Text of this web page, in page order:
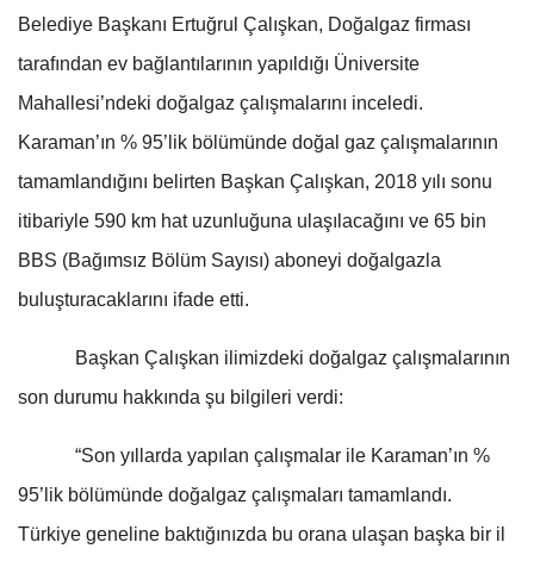
Belediye Başkanı Ertuğrul Çalışkan, Doğalgaz firması
tarafından ev bağlantılarının yapıldığı Üniversite
Mahallesi’ndeki doğalgaz çalışmalarını inceledi.
Karaman’ın % 95’lik bölümünde doğal gaz çalışmalarının
tamamlandığını belirten Başkan Çalışkan, 2018 yılı sonu
itibariyle 590 km hat uzunluğuna ulaşılacağını ve 65 bin
BBS (Bağımsız Bölüm Sayısı) aboneyi doğalgazla
buluşturacaklarını ifade etti.
Başkan Çalışkan ilimizdeki doğalgaz çalışmalarının
son durumu hakkında şu bilgileri verdi:
“Son yıllarda yapılan çalışmalar ile Karaman’ın %
95’lik bölümünde doğalgaz çalışmaları tamamlandı.
Türkiye geneline baktığınızda bu orana ulaşan başka bir il